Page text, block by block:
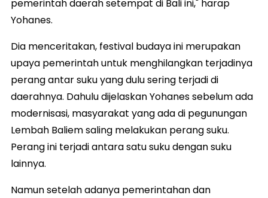
pemerintah daerah setempat di Bali ini," harap
Yohanes.
Dia menceritakan, festival budaya ini merupakan
upaya pemerintah untuk menghilangkan terjadinya
perang antar suku yang dulu sering terjadi di
daerahnya. Dahulu dijelaskan Yohanes sebelum ada
modernisasi, masyarakat yang ada di pegunungan
Lembah Baliem saling melakukan perang suku.
Perang ini terjadi antara satu suku dengan suku
lainnya.
Namun setelah adanya pemerintahan dan